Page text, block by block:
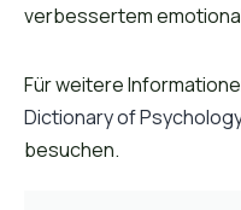
verbessertem
Für weitere
Dictionary of
besuchen.